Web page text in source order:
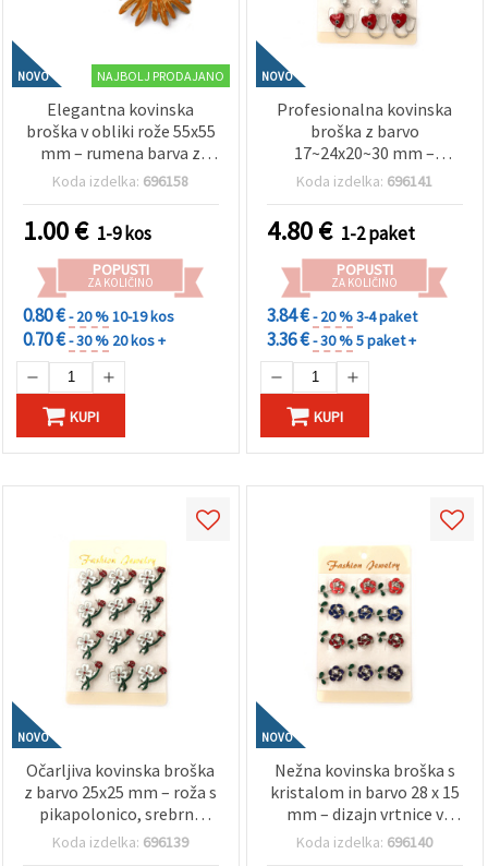
NOVO NAJBOLJ PRODAJANO
Elegantna kovinska
broška v obliki rože 55x55
mm – rumena barva z
emajliranim zaključkom,
nakita, šivanje in
ustvarjalne projekte ter
darila
Koda izdelka: 696158
1.00€ 1-9 kos
POPUSTI
ZA KOLIČINO
0.80 €- 20 %10-19 kos
0.70 €- 30 % 20 kos +
KUPI
NOVO
Profesionalna kovinska
broška z barvo
17~24x20~30 mm –
medicinski motiv v srebrni
za DIY ustvarjanje, darila
za zdravstvene delavce,
uniforme in priznanja
Koda izdelka: 696141
4.80€ 1-2 paket
POPUSTI
ZA KOLIČINO
3.84 €- 20 %3-4 paket
3.36 €- 30 %5 paket +
KUPI
NOVO
Očarljiva kovinska broška
z barvo 25x25 mm – roža s
pikapolonico, srebrna
barva, set 12 kosov za
Koda izdelka: 696139
NOVO
Nežna kovinska broška s
kristalom in barvo 28 x 15
mm – dizajn vrtnice v
srebrni barvi, MIX set 12
Koda izdelka: 696140